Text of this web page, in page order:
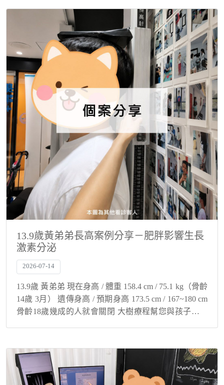
13.9歲黃弟弟長高案例分享－肥胖影響生長
激素分泌
2026-07-14
13.9歲 黃弟弟 現在身高 / 體重 158.4 cm / 75.1 kg（骨齡
14歲 3月） 遺傳身高 / 預期身高 173.5 cm / 167~180 cm
骨齡18歲幾成的人就會關閉 大樹療程幫您與孩子解決